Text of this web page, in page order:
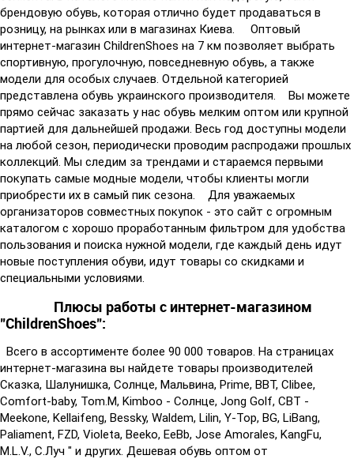
брендовую обувь, которая отлично будет продаваться в
розницу, на рынках или в магазинах Киева. Оптовый
интернет-магазин ChildrenShoes на 7 км позволяет выбрать
спортивную, прогулочную, повседневную обувь, а также
модели для особых случаев. Отдельной категорией
представлена обувь украинского производителя. Вы можете
прямо сейчас заказать у нас обувь мелким оптом или крупной
партией для дальнейшей продажи. Весь год доступны модели
на любой сезон, периодически проводим распродажи прошлых
коллекций. Мы следим за трендами и стараемся первыми
покупать самые модные модели, чтобы клиенты могли
приобрести их в самый пик сезона. Для уважаемых
организаторов совместных покупок - это сайт с огромным
каталогом с хорошо проработанным фильтром для удобства
пользования и поиска нужной модели, где каждый день идут
новые поступления обуви, идут товары со скидками и
специальными условиями.
Плюсы работы с интернет-магазином
"ChildrenShoes":
Всего в ассортименте более 90 000 товаров. На страницах
интернет-магазина вы найдете товары производителей
Сказка, Шалунишка, Солнце, Мальвина, Prime, BBT, Clibee,
Comfort-baby, Tom.M, Kimboo - Солнце, Jong Golf, CBT -
Meekone, Kellaifeng, Bessky, Waldem, Lilin, Y-Top, BG, LiBang,
Paliament, FZD, Violeta, Beeko, EeBb, Jose Amorales, KangFu,
M.L.V., С.Луч " и других. Дешевая обувь оптом от